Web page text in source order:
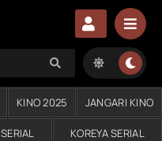
KINO 2025 JANGARI KINO
SERIAL KOREYA SERIAL